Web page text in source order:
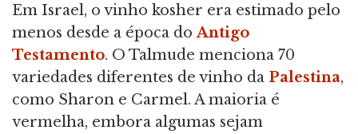
Em Israel, o vinho kosher era estimado pelo
menos desde a época doAntigo
Testamento. O Talmude menciona 70
variedades diferentes de vinho da Palestina,
como Sharon e Carmel. A maioria é
vermelha, embora algumas sejam